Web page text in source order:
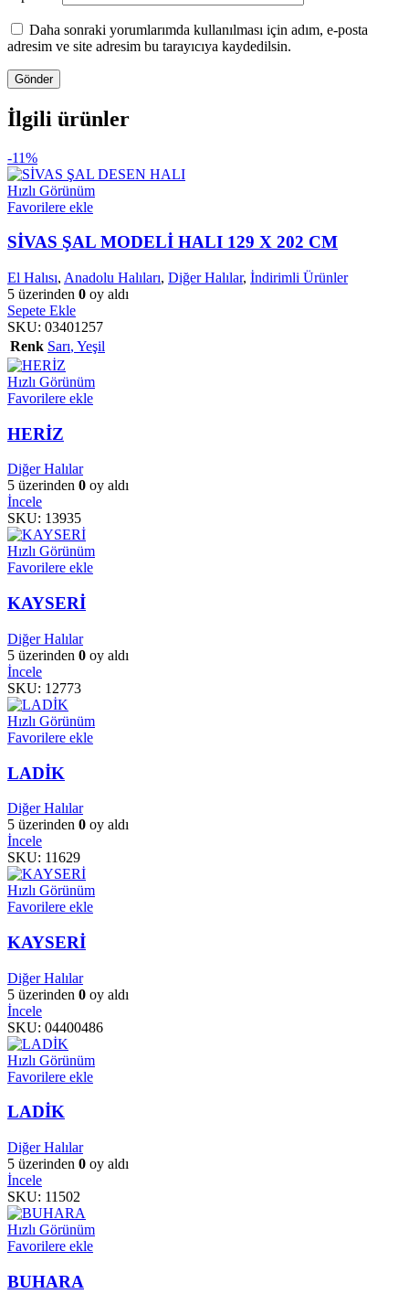
Daha sonraki yorumlarımda kullanılması için adım, e-posta
adresim ve site adresim bu tarayıcıya kaydedilsin.
İlgili ürünler
-11%
Hızlı Görünüm
Favorilere ekle
SİVAS ŞAL MODELİ HALI 129 X 202 CM
El Halısı, Anadolu Halıları, Diğer Halılar, İndirimli Ürünler
5 üzerinden 0 oy aldı
Sepete Ekle
SKU: 03401257
Renk Sarı, Yeşil
Hızlı Görünüm
Favorilere ekle
HERİZ
Diğer Halılar
5 üzerinden 0 oy aldı
İncele
SKU: 13935
Hızlı Görünüm
Favorilere ekle
KAYSERİ
Diğer Halılar
5 üzerinden 0 oy aldı
İncele
SKU: 12773
Hızlı Görünüm
Favorilere ekle
LADİK
Diğer Halılar
5 üzerinden 0 oy aldı
İncele
SKU: 11629
Hızlı Görünüm
Favorilere ekle
KAYSERİ
Diğer Halılar
5 üzerinden 0 oy aldı
İncele
SKU: 04400486
Hızlı Görünüm
Favorilere ekle
LADİK
Diğer Halılar
5 üzerinden 0 oy aldı
İncele
SKU: 11502
Hızlı Görünüm
Favorilere ekle
BUHARA